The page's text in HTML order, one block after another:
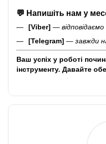
💬 Напишіть нам у
[Viber] —
[Telegram] — завжди
Ваш успіх у роботі
інструменту. Давайте